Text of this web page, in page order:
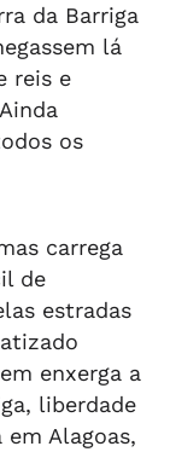
da Barriga
lá
reis e
os
carrega
de
estradas
enxerga a
liberdade
Alagoas,